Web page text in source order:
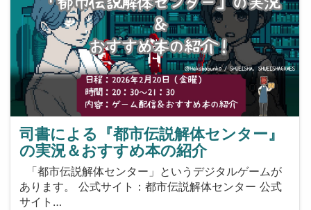
司書による『都市伝説解体センター』
の実況＆おすすめ本の紹介
「都市伝説解体センター」というデジタルゲームが
あります。 公式サイト：都市伝説解体センター 公式
サイト…